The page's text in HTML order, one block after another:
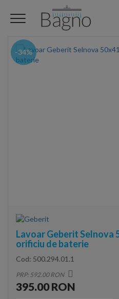
-34%
Lavoar Geberit Selnova
orificiu de baterie
Cod: 500.294.01.1
PRP: 592.00 RON
395.00 RON